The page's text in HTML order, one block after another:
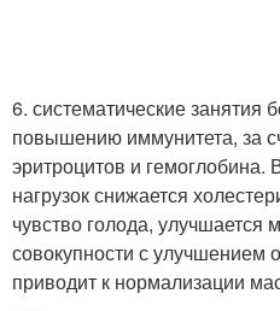
6. систематические занятия
повышению иммунитета, за
эритроцитов и гемоглобина.
нагрузок снижается
чувство голода, улучшается
совокупности с улучшением
приводит к нормализации